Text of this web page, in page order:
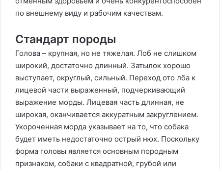
по внешнему виду и рабочим качествам.
Стандарт породы
Голова – крупная, но не тяжелая. Лоб не слишком
широкий, достаточно длинный. Затылок хорошо
выступает, округлый, сильный. Переход ото лба к
лицевой части выраженный, подчеркивающий
выражение морды. Лицевая часть длинная, не
широкая, оканчивается аккуратным закруглением.
Укороченная морда указывает на то, что собака
будет иметь недостаточно острый нюх. Поскольку
форма головы является основным породным
признаком, собаки с квадратной, грубой или